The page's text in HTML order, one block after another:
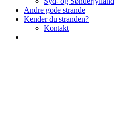
Andre gode strande
Kender du stranden?
Kontakt